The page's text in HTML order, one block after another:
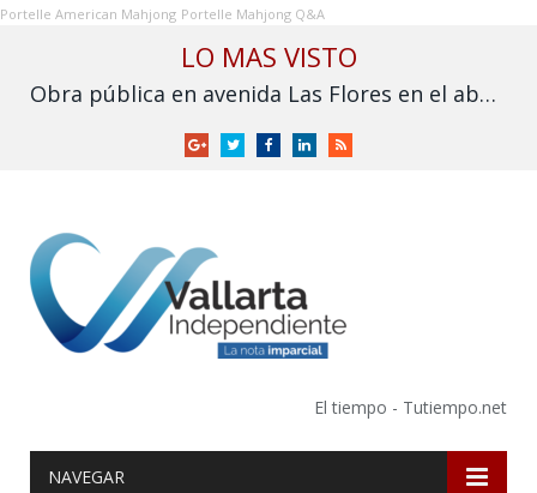
Portelle American Mahjong Portelle Mahjong Q&A
LO MAS VISTO
Obra pública en avenida Las Flores en el abandono
GoogleTwitterFacebookLinkedInRSS
El tiempo - Tutiempo.net
NAVEGAR